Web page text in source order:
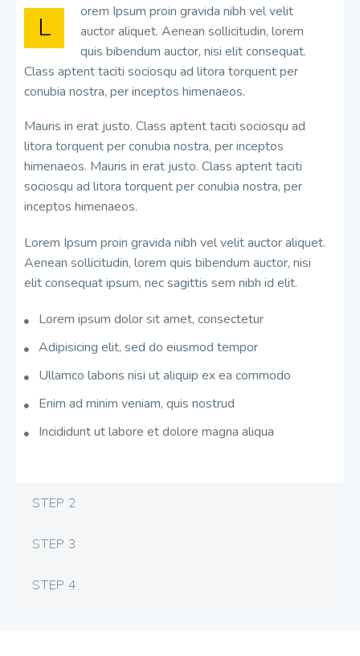
L
orem Ipsum proin gravida nibh vel velit
auctor aliquet. Aenean sollicitudin, lorem
quis bibendum auctor, nisi elit consequat.
Class aptent taciti sociosqu ad litora torquent per
conubia nostra, per inceptos himenaeos.
Mauris in erat justo. Class aptent taciti sociosqu ad
litora torquent per conubia nostra, per inceptos
himenaeos. Mauris in erat justo. Class aptent taciti
sociosqu ad litora torquent per conubia nostra, per
inceptos himenaeos.
Lorem Ipsum proin gravida nibh vel velit auctor aliquet.
Aenean sollicitudin, lorem quis bibendum auctor, nisi
elit consequat ipsum, nec sagittis sem nibh id elit.
Lorem ipsum dolor sit amet, consectetur
Adipisicing elit, sed do eiusmod tempor
Ullamco laboris nisi ut aliquip ex ea commodo
Enim ad minim veniam, quis nostrud
Incididunt ut labore et dolore magna aliqua
STEP 2
STEP 3
STEP 4